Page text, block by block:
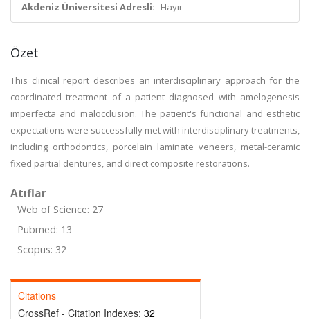
Akdeniz Üniversitesi Adresli: Hayır
Özet
This clinical report describes an interdisciplinary approach for the
coordinated treatment of a patient diagnosed with amelogenesis
imperfecta and malocclusion. The patient's functional and esthetic
expectations were successfully met with interdisciplinary treatments,
including orthodontics, porcelain laminate veneers, metal-ceramic
fixed partial dentures, and direct composite restorations.
Atıflar
Web of Science: 27
Pubmed: 13
Scopus: 32
Citations
CrossRef - Citation Indexes: 32